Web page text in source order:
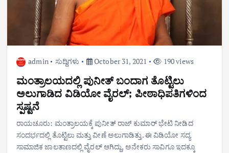
admin ಸುದ್ದಿಗಳು October 31, 2021 190 views
ಮಂತ್ರಾಲಯದಲ್ಲಿ ಪುನೀತ್ ಬಂದಾಗ ತೊಟ್ಟಿಲು
ಅಲುಗಾಡಿದ ವಿಡಿಯೋ ವೈರಲ್; ಪೀಠಾಧಿಪತಿಗಳಿಂದ
ಸ್ಪಷ್ಟನೆ
ರಾಯಚೂರು: ಮಂತ್ರಾಲಯಕ್ಕೆ ಪುನೀತ್ ರಾಜ್ ಕುಮಾರ್ ಭೇಟಿ ನೀಡಿದ
ಸಂದರ್ಭದಲ್ಲಿ ತೊಟ್ಟಿಲು ಮತ್ತು ವೀಣೆ ಅಲುಗಾಡಿತ್ತು. ಈ ವಿಡಿಯೋ ಸದ್ಯ
ಸಾಮಾಜಿಕ ಜಾಲತಾಣದಲ್ಲಿ ವೈರಲ್ ಆಗಿದ್ದು, ಅನೇಕರು ಸಾವಿಗೂ ಇದಕ್ಕೂ